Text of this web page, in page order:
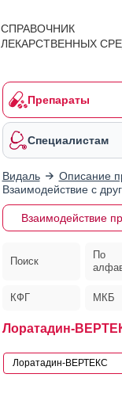
СПРАВОЧНИК
ЛЕКАРСТВЕННЫХ
Препараты
Специалистам
Видаль Описание
Взаимодействие с
Взаимодействие
Поиск
По
КФГ МКБ
Лоратадин-